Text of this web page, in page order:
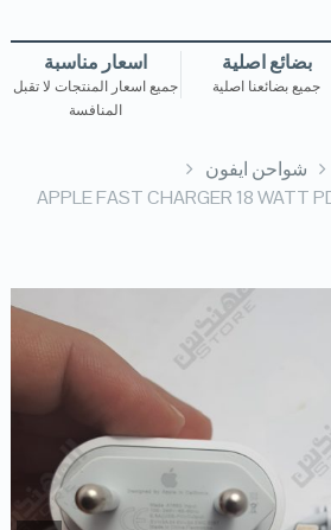
بضائع اصلية
جميع بضائعنا اصلية
اسعار مناسبة
جميع اسعار المنتجات لا تقبل
المنافسة
شواحن ايفون
APPLE FAST CHARGER 18 WATT